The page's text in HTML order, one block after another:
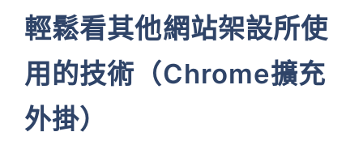
輕鬆看其他網站架設所使
用的技術（Chrome擴充
外掛）